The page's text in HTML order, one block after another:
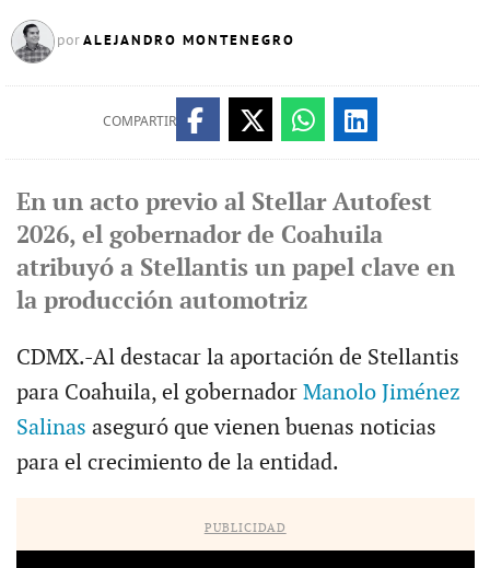
por ALEJANDRO MONTENEGRO
COMPARTIR
En un acto previo al Stellar Autofest
2026, el gobernador de Coahuila
atribuyó a Stellantis un papel clave en
la producción automotriz
CDMX.-Al destacar la aportación de Stellantis
para Coahuila, el gobernador Manolo Jiménez
Salinas aseguró que vienen buenas noticias
para el crecimiento de la entidad.
PUBLICIDAD